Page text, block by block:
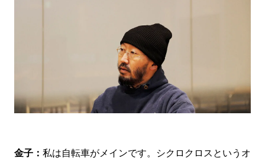
金子： 私は自転車がメインです。シクロクロスというオ